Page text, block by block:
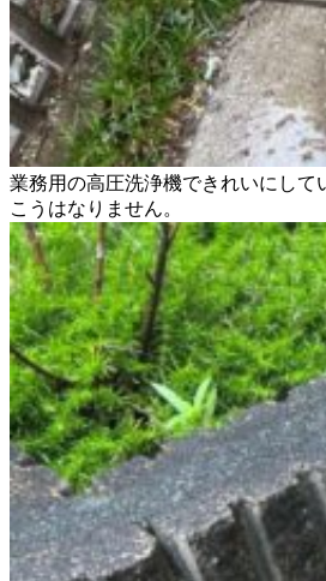
業務用の高圧洗浄機できれいにして
こうはなりません。